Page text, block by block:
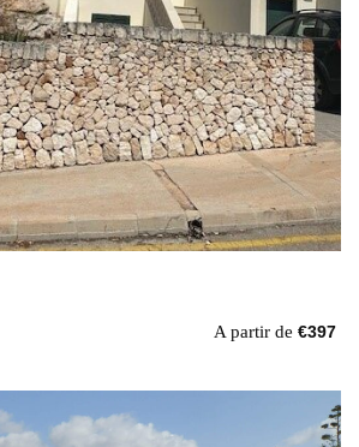
A partir de €397